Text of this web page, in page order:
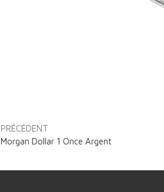
PRÉCÉDENT
Morgan Dollar 1 Once Argent